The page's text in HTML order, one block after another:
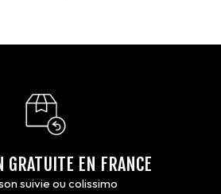
GRATUITE EN FRANCE
suivie ou colissimo